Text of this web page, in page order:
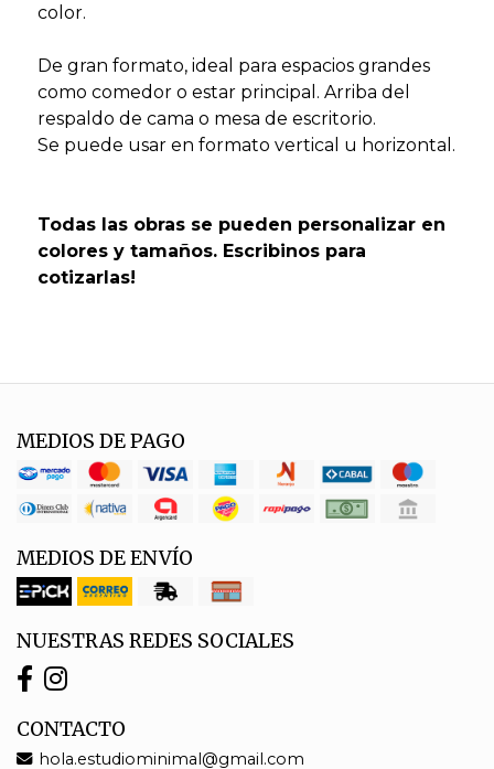
color.
De gran formato, ideal para espacios grandes
como comedor o estar principal. Arriba del
respaldo de cama o mesa de escritorio.
Se puede usar en formato vertical u horizontal.
Todas las obras se pueden personalizar en
colores y tamaños. Escribinos para
cotizarlas!
MEDIOS DE PAGO
MEDIOS DE ENVÍO
NUESTRAS REDES SOCIALES
CONTACTO
hola.estudiominimal@gmail.com